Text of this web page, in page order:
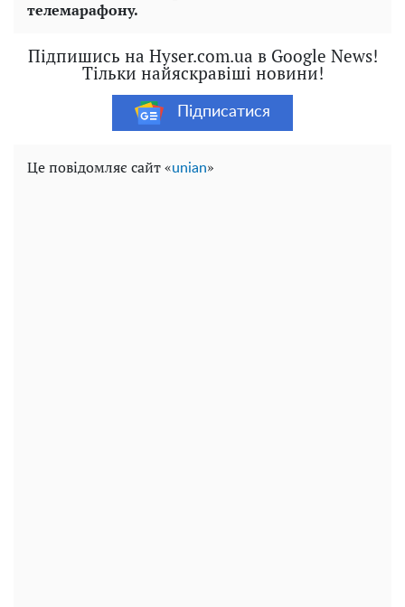
телемарафону.
Підпишись на Hyser.com.ua в Google News!
Тільки найяскравіші новини!
Підписатися
Це повідомляє сайт «unian»